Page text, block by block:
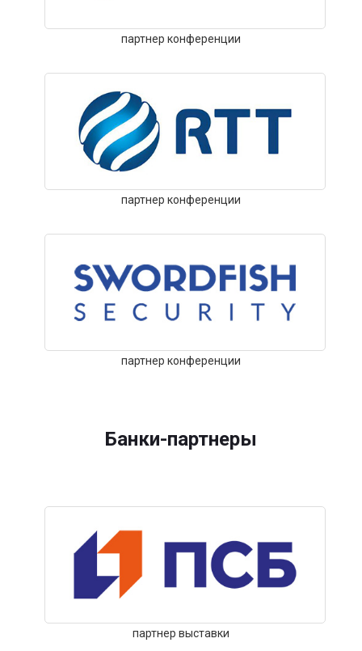
партнер конференции
партнер конференции
партнер конференции
Банки-партнеры
партнер выставки